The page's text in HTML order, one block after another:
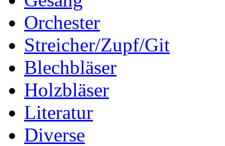
Orchester
Streicher/Zupf/Git
Blechbläser
Holzbläser
Literatur
Diverse